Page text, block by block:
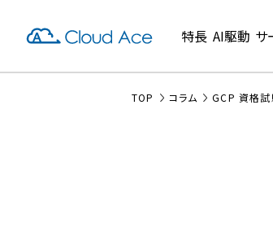
特長 AI駆動 サ
TOP コラム GCP 資格試